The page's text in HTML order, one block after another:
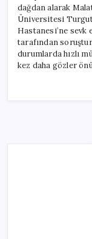
dağdan alarak
Üniversitesi
Hastanesi’ne
tarafından
durumlarda hızlı
kez daha gözler